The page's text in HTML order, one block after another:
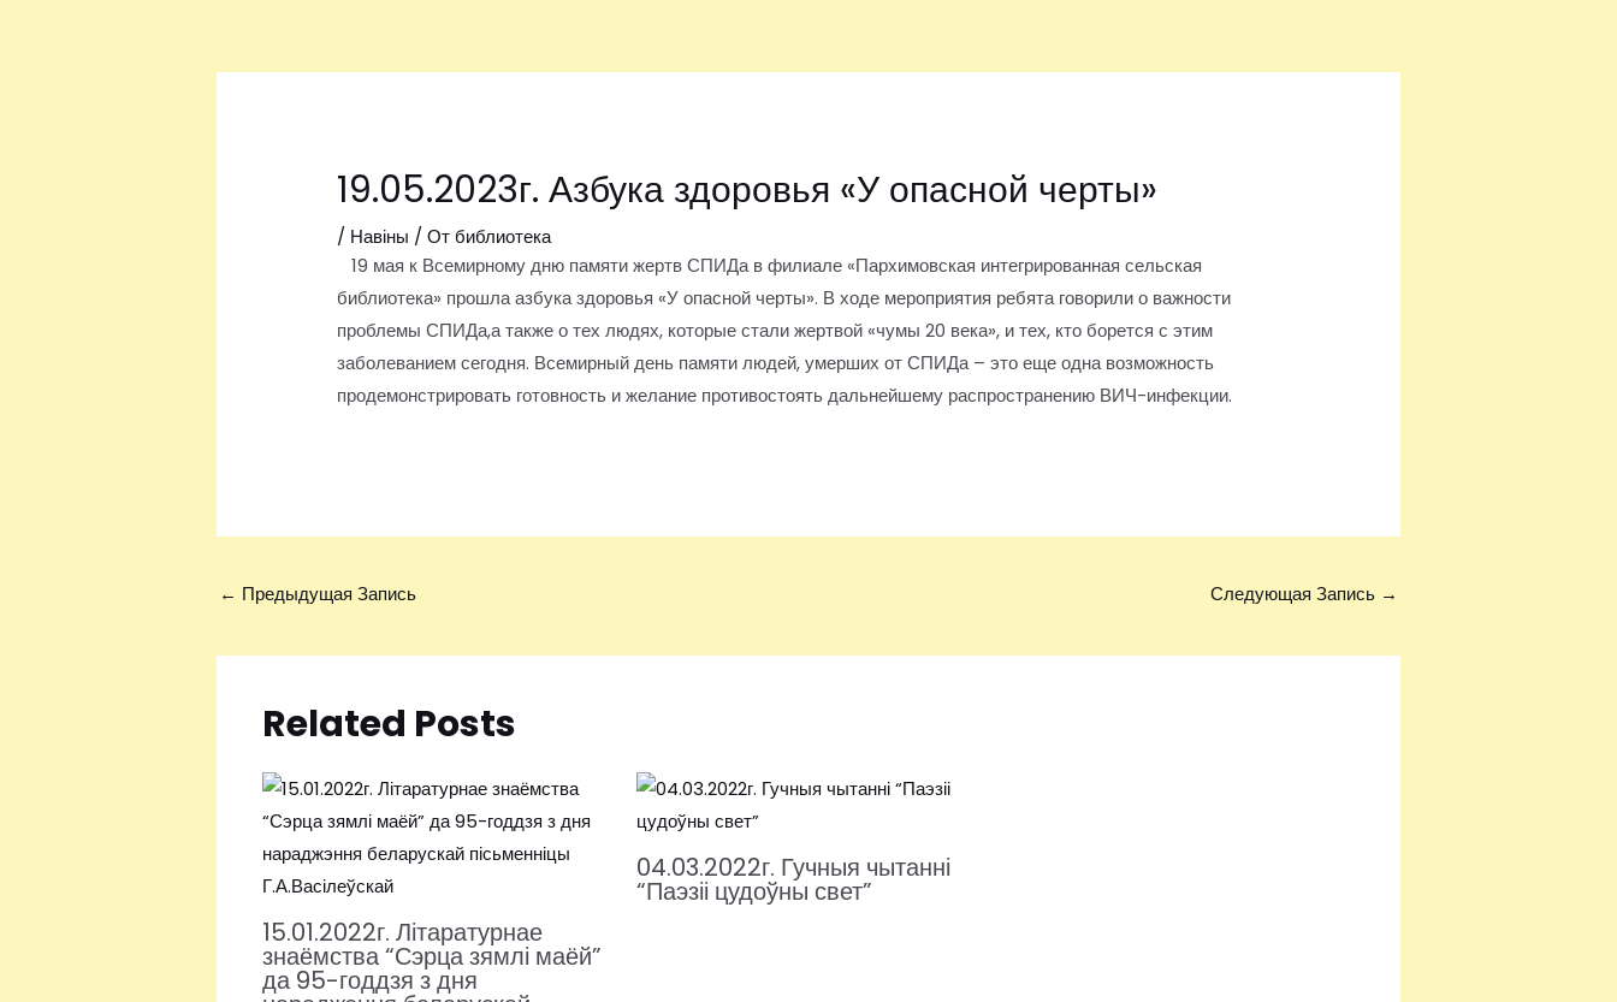
19.05.2023г. Азбука здоровья «У опасной черты»
/ Навіны / Отбиблиотека
19 мая к Всемирному дню памяти жертв СПИДа в филиале «Пархимовская интегрированная сельская
библиотека» прошла азбука здоровья «У опасной черты». В ходе мероприятия ребята говорили о важности
проблемы СПИДа,а также о тех людях, которые стали жертвой «чумы 20 века», и тех, кто борется с этим
заболеванием сегодня. Всемирный день памяти людей, умерших от СПИДа – это еще одна возможность
продемонстрировать готовность и желание противостоять дальнейшему распространению ВИЧ-инфекции.
записям
← Предыдущая Запись Следующая Запись →
Related Posts
15.01.2022г. Літаратурнае
знаёмства “Сэрца зямлі маёй”
да 95-годдзя з дня
04.03.2022г. Гучныя чытанні
“Паэзіі цудоўны свет”